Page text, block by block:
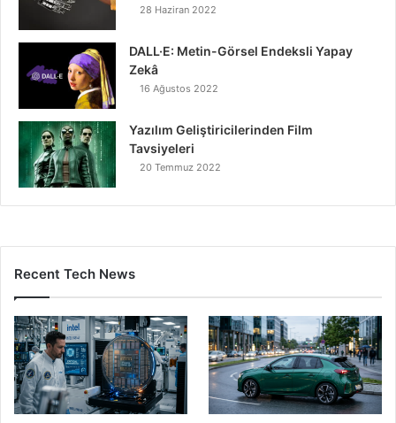
28 Haziran 2022
DALL·E: Metin-Görsel Endeksli Yapay
Zekâ
16 Ağustos 2022
Yazılım Geliştiricilerinden Film
Tavsiyeleri
20 Temmuz 2022
Recent Tech News